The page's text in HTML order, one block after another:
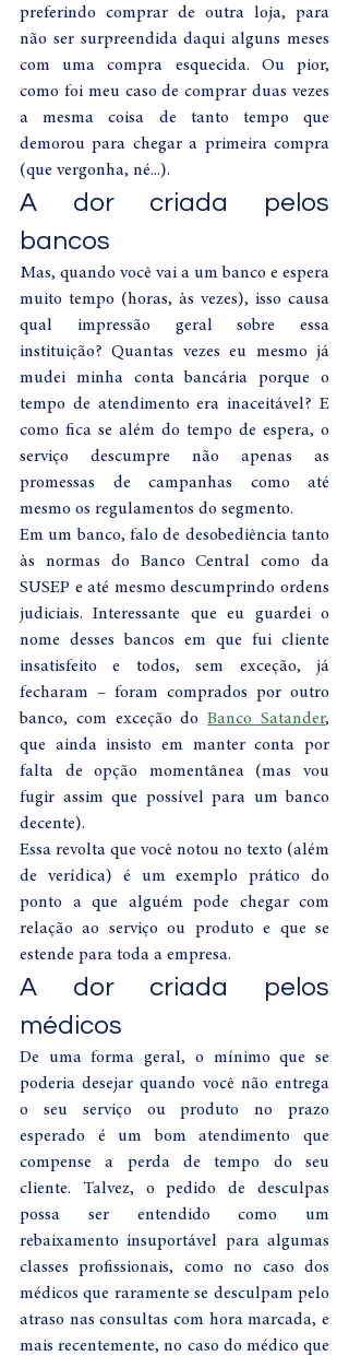
preferindo comprar de outra loja, para
não ser surpreendida daqui alguns meses
com uma compra esquecida. Ou pior,
como foi meu caso de comprar duas vezes
a mesma coisa de tanto tempo que
demorou para chegar a primeira compra
(que vergonha, né...).
A dor criada pelos
bancos
Mas, quando você vai a um banco e espera
muito tempo (horas, às vezes), isso causa
qual impressão geral sobre essa
instituição? Quantas vezes eu mesmo já
mudei minha conta bancária porque o
tempo de atendimento era inaceitável? E
como fica se além do tempo de espera, o
serviço descumpre não apenas as
promessas de campanhas como até
mesmo os regulamentos do segmento.
Em um banco, falo de desobediência tanto
às normas do Banco Central como da
SUSEP e até mesmo descumprindo ordens
judiciais. Interessante que eu guardei o
nome desses bancos em que fui cliente
insatisfeito e todos, sem exceção, já
fecharam – foram comprados por outro
banco, com exceção do Banco Satander,
que ainda insisto em manter conta por
falta de opção momentânea (mas vou
fugir assim que possível para um banco
decente).
Essa revolta que você notou no texto (além
de verídica) é um exemplo prático do
ponto a que alguém pode chegar com
relação ao serviço ou produto e que se
estende para toda a empresa.
A dor criada pelos
médicos
De uma forma geral, o mínimo que se
poderia desejar quando você não entrega
o seu serviço ou produto no prazo
esperado é um bom atendimento que
compense a perda de tempo do seu
cliente. Talvez, o pedido de desculpas
possa ser entendido como um
rebaixamento insuportável para algumas
classes profissionais, como no caso dos
médicos que raramente se desculpam pelo
atraso nas consultas com hora marcada, e
mais recentemente, no caso do médico que